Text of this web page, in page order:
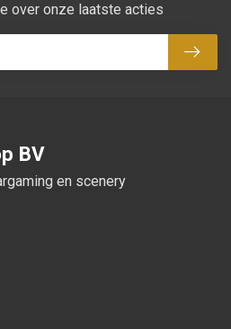
over onze laatste acties
BV
en scenery